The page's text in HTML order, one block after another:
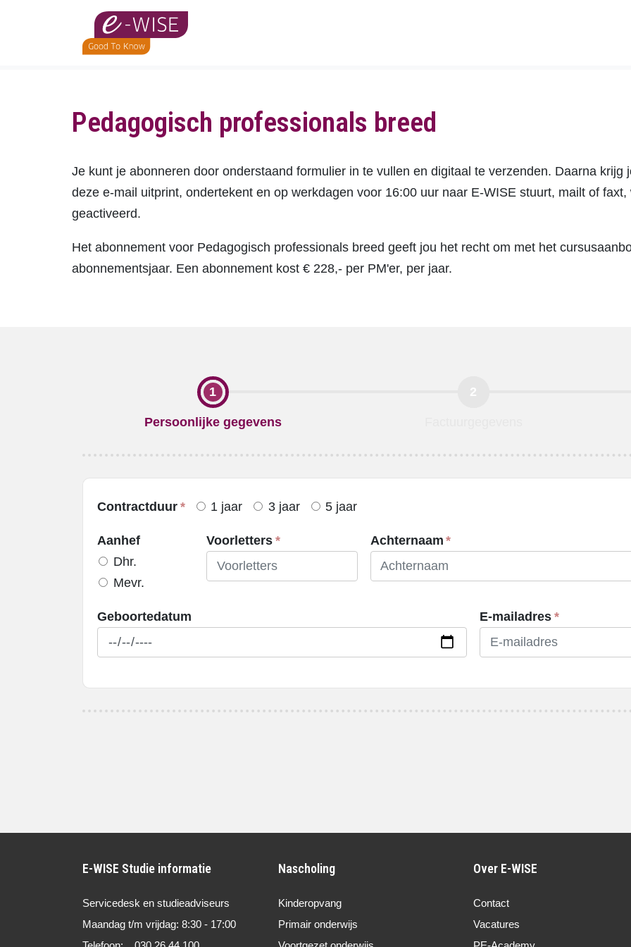
Pedagogisch professionals breed
Je kunt je abonneren door onderstaand formulier in te vullen en digitaal te verzenden. Daarna
deze e-mail uitprint, ondertekent en op werkdagen voor 16:00 uur naar E-WISE stuurt, mailt of
geactiveerd.
Het abonnement voor Pedagogisch professionals breed geeft jou het recht om met het
abonnementsjaar. Een abonnement kost € 228,- per PM'er, per jaar.
Current
Persoonlijke gegevens
persoonlijkegevens
Contractduur 1 jaar 3 jaar 5 jaar
Aanhef
Dhr.
Mevr.
Voorletters Achternaam
Geboortedatum E-mailadres
E-WISE Studie informatie
Servicedesk en studieadviseurs
Maandag t/m vrijdag: 8:30 - 17:00
Nascholing
Kinderopvang
Primair onderwijs
Over E-WISE
Contact
Vacatures